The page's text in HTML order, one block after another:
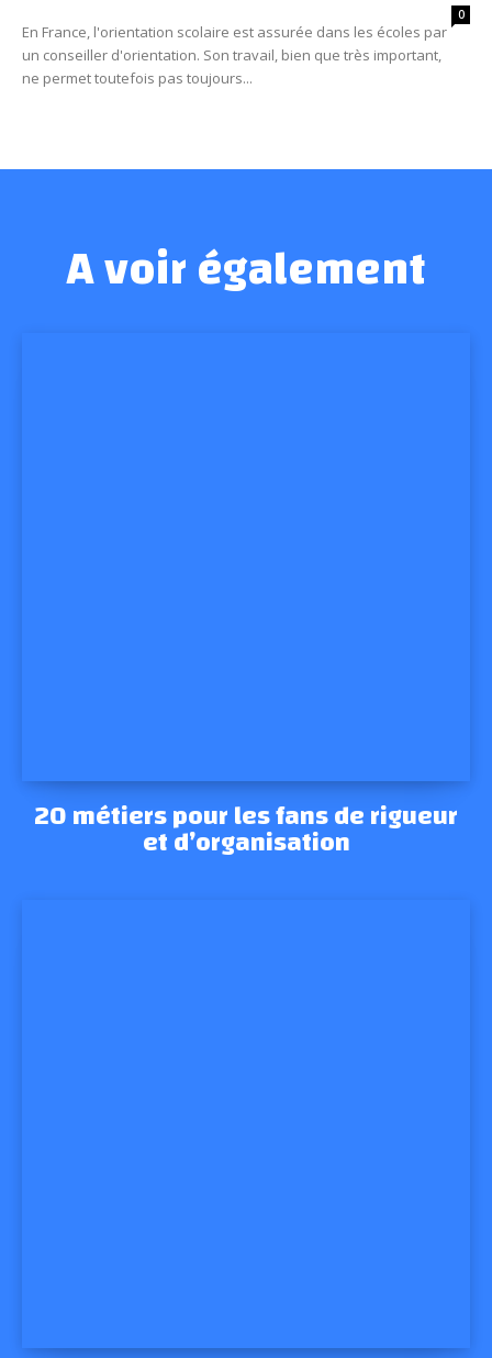
0
En France, l'orientation scolaire est assurée dans les écoles par
un conseiller d'orientation. Son travail, bien que très important,
ne permet toutefois pas toujours...
A voir également
20 métiers pour les fans de rigueur
et d’organisation